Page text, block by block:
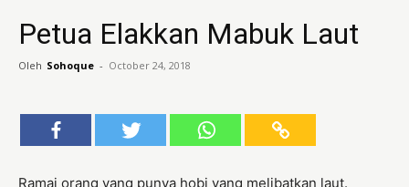
Petua Elakkan Mabuk Laut
Oleh Sohoque - October 24, 2018
Ramai orang yang punya hobi yang melibatkan laut.